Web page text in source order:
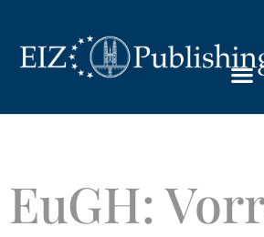
EuGH: